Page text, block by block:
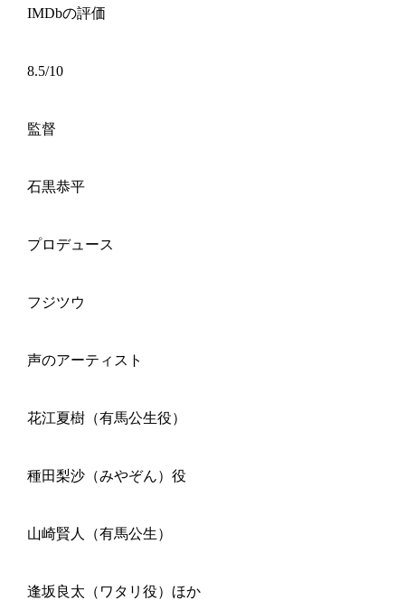
IMDbの評価
8.5/10
監督
石黒恭平
プロデュース
フジツウ
声のアーティスト
花江夏樹（有馬公生役）
種田梨沙（みやぞん）役
山崎賢人（有馬公生）
逢坂良太（ワタリ役）ほか